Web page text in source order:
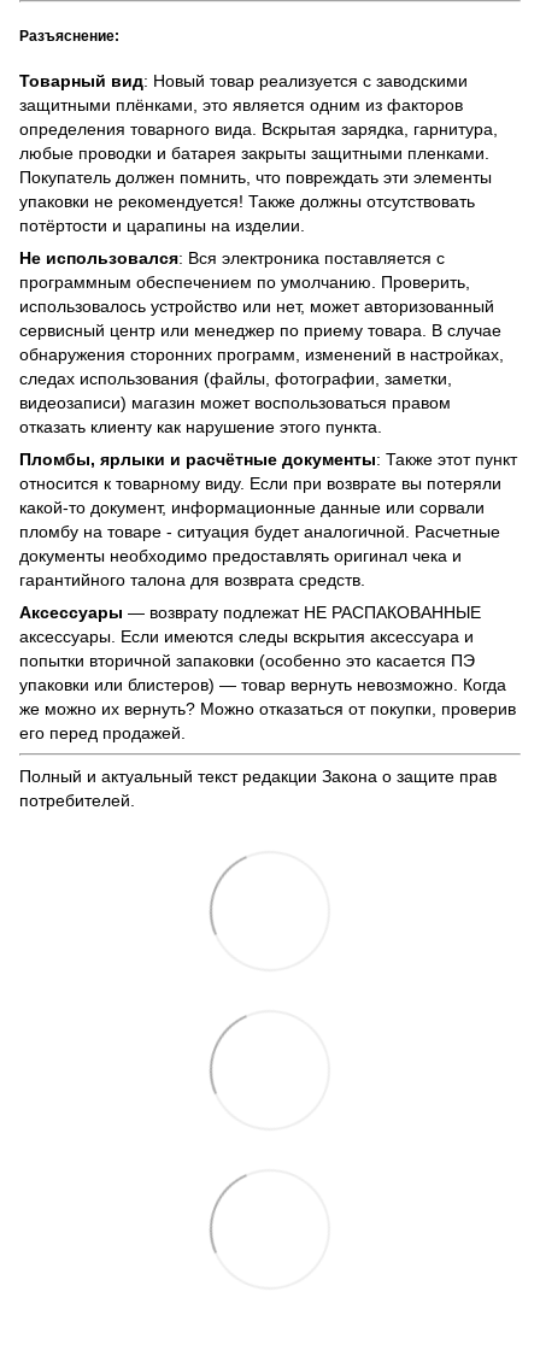
Разъяснение:
Товарный вид: Новый товар реализуется с заводскими
защитными плёнками, это является одним из факторов
определения товарного вида. Вскрытая зарядка, гарнитура,
любые проводки и батарея закрыты защитными пленками.
Покупатель должен помнить, что повреждать эти элементы
упаковки не рекомендуется! Также должны отсутствовать
потёртости и царапины на изделии.
Не использовался: Вся электроника поставляется с
программным обеспечением по умолчанию. Проверить,
использовалось устройство или нет, может авторизованный
сервисный центр или менеджер по приему товара. В случае
обнаружения сторонних программ, изменений в настройках,
следах использования (файлы, фотографии, заметки,
видеозаписи) магазин может воспользоваться правом
отказать клиенту как нарушение этого пункта.
Пломбы, ярлыки и расчётные документы: Также этот пункт
относится к товарному виду. Если при возврате вы потеряли
какой-то документ, информационные данные или сорвали
пломбу на товаре - ситуация будет аналогичной. Расчетные
документы необходимо предоставлять оригинал чека и
гарантийного талона для возврата средств.
Аксессуары — возврату подлежат НЕ РАСПАКОВАННЫЕ
аксессуары. Если имеются следы вскрытия аксессуара и
попытки вторичной запаковки (особенно это касается ПЭ
упаковки или блистеров) — товар вернуть невозможно. Когда
же можно их вернуть? Можно отказаться от покупки, проверив
его перед продажей.
Полный и актуальный текст редакции Закона о защите прав
потребителей